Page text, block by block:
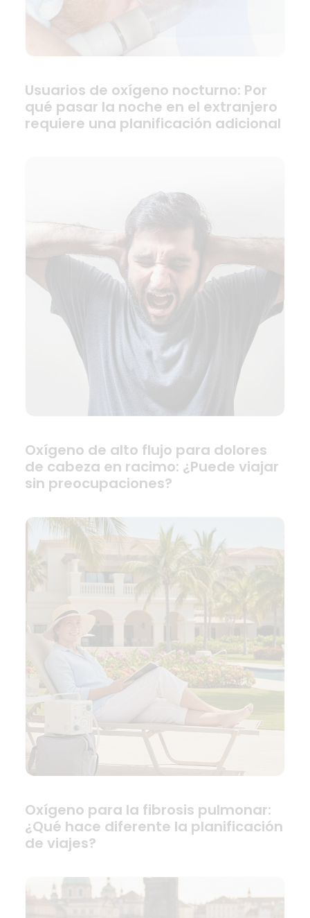
Usuarios de oxígeno nocturno: Por
qué pasar la noche en el extranjero
requiere una planificación adicional
Oxígeno de alto flujo para dolores
de cabeza en racimo: ¿Puede viajar
sin preocupaciones?
Oxígeno para la fibrosis pulmonar:
¿Qué hace diferente la planificación
de viajes?